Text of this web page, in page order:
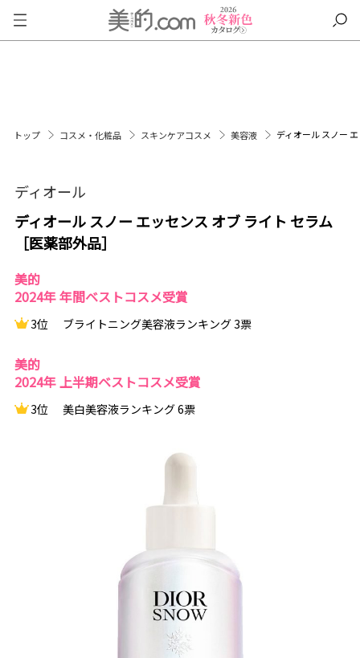
トップ コスメ・化粧品 スキンケアコスメ 美容液 ディオール スノー
ディオール
ディオール スノー エッセンス オブ ライト セラム
［医薬部外品］
美的
2024年 年間ベストコスメ受賞
3位 ブライトニング美容液ランキング 3票
美的
2024年 上半期ベストコスメ受賞
3位 美白美容液ランキング 6票